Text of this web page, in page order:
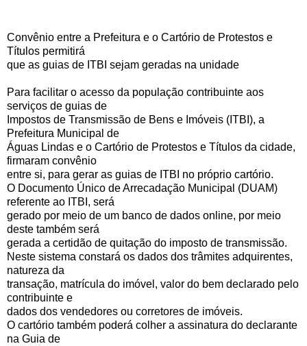
Convênio entre a Prefeitura e o Cartório de Protestos e
Títulos permitirá
que as guias de ITBI sejam geradas na unidade
Para facilitar o acesso da população contribuinte aos
serviços de guias de
Impostos de Transmissão de Bens e Imóveis (ITBI), a
Prefeitura Municipal de
Águas Lindas e o Cartório de Protestos e Títulos da cidade,
firmaram convênio
entre si, para gerar as guias de ITBI no próprio cartório.
O Documento Único de Arrecadação Municipal (DUAM)
referente ao ITBI, será
gerado por meio de um banco de dados online, por meio
deste também será
gerada a certidão de quitação do imposto de transmissão.
Neste sistema constará os dados dos trâmites adquirentes,
natureza da
transação, matrícula do imóvel, valor do bem declarado pelo
contribuinte e
dados dos vendedores ou corretores de imóveis.
O cartório também poderá colher a assinatura do declarante
na Guia de